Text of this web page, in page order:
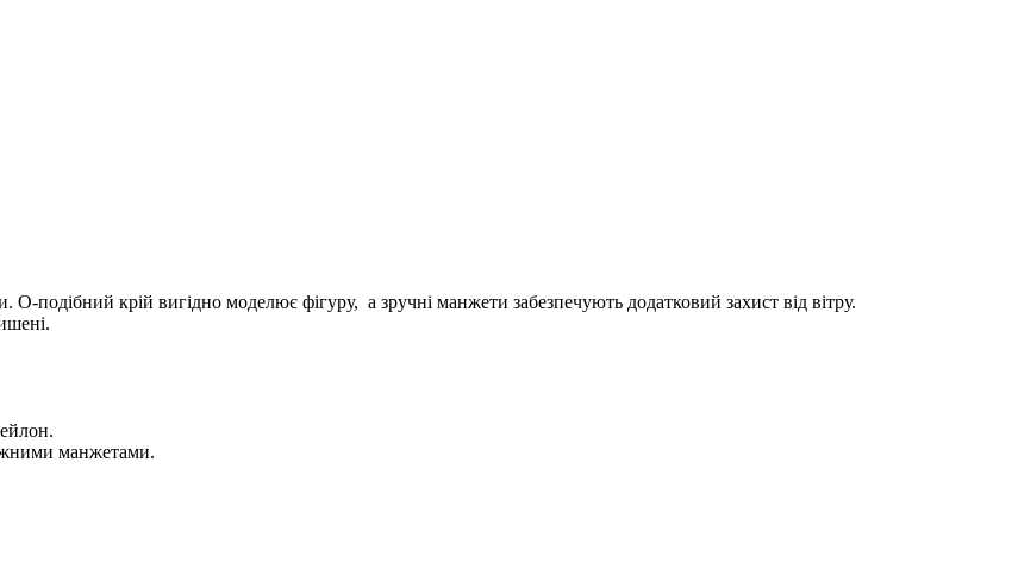
подібний крій вигідно моделює фігуру, а зручні манжети забезпечують додатковий захист від вітру.
манжетами.